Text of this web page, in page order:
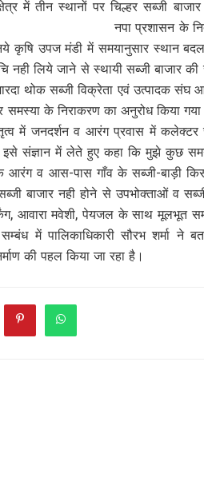
में तीन स्थानों पर चिल्हर सब्जी
के निर्देशानुसार
कृषि उपज मंडी में समयानुसार स्थान
रुचि नही लिये जाने से स्थायी सब्जी
विक्रेता एवं उत्पादक संघ आरंग
जाकर समस्या के निराकरण
में जनदर्शन व आरंग प्रवास में
संज्ञान में लेते हुए कहा कि मुझे कुछ
आरंग व आस-पास गाँव के सब्जी-बाड़ी
बाजार नही होने से उपभोक्ताओं व
पार्किंग, आवारा मवेशी,
में पालिकाधिकारी सौरभ शर्मा ने
की पहल किया जा रहा है।